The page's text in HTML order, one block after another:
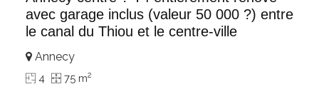
avec garage inclus (valeur 50 000 ?) entre
le canal du Thiou et le centre-ville
Annecy
4 75 m2